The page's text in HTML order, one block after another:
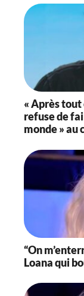
« Après tout
refuse de
monde » au
“On
Loana qui